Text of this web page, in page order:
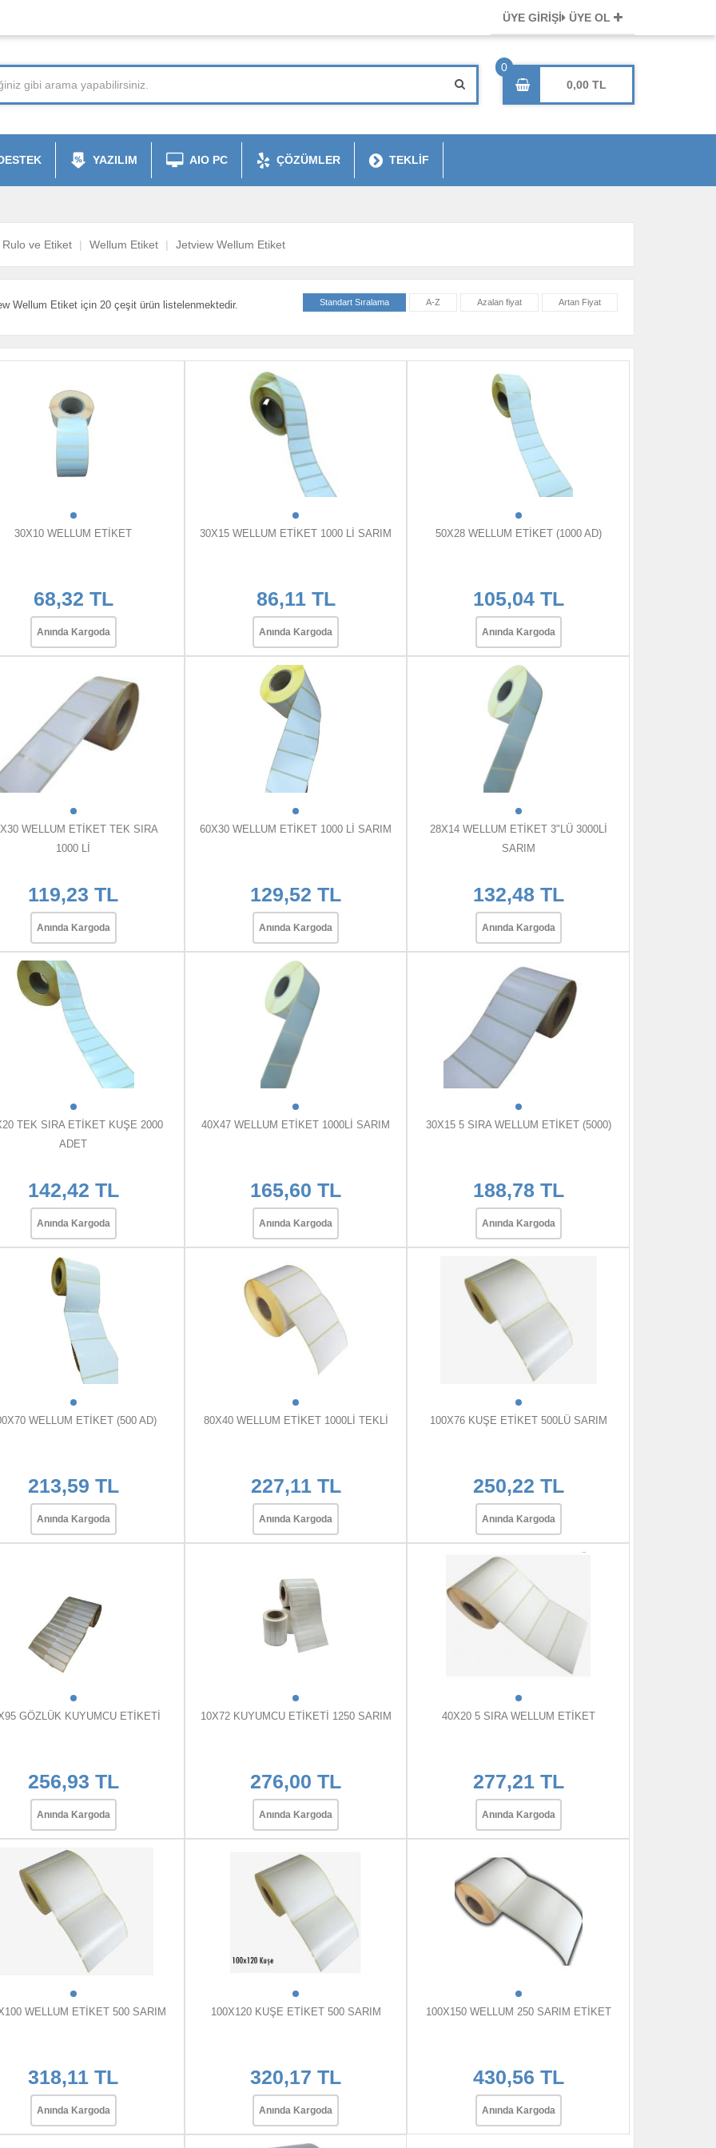
ÜYE GİRİŞİ ÜYE OL
0,00
YAZILIM AIO PC ÇÖZÜMLER TEKLİF
Rulo ve Etiket Wellum Etiket Jetview Wellum Etiket
Wellum Etiket için 20 çeşit ürün listelenmektedir. Standart Sıralama A-Z Azalan fiyat Artan Fiyat
30X10 WELLUM ETİKET
68,32 TL
Anında Kargoda
30X15 WELLUM ETİKET 1000 Lİ SARIM
86,11 TL
Anında Kargoda
50X28 WELLUM ETİKET (1000 AD)
105,04 TL
Anında Kargoda
WELLUM ETİKET TEK SIRA
1000 Lİ
119,23 TL
Anında Kargoda
60X30 WELLUM ETİKET 1000 Lİ SARIM
129,52 TL
Anında Kargoda
28X14 WELLUM ETİKET 3"LÜ 3000Lİ
SARIM
132,48 TL
Anında Kargoda
TEK SIRA ETİKET KUŞE 2000
ADET
142,42 TL
Anında Kargoda
40X47 WELLUM ETİKET 1000Lİ SARIM
165,60 TL
Anında Kargoda
30X15 5 SIRA WELLUM ETİKET (5000)
188,78 TL
Anında Kargoda
WELLUM ETİKET (500 AD)
213,59 TL
Anında Kargoda
80X40 WELLUM ETİKET 1000Lİ TEKLİ
227,11 TL
Anında Kargoda
100X76 KUŞE ETİKET 500LÜ SARIM
250,22 TL
Anında Kargoda
GÖZLÜK KUYUMCU ETİKETİ
256,93 TL
Anında Kargoda
10X72 KUYUMCU ETİKETİ 1250 SARIM
276,00 TL
Anında Kargoda
40X20 5 SIRA WELLUM ETİKET
277,21 TL
Anında Kargoda
WELLUM ETİKET 500 SARIM
318,11 TL
Anında Kargoda
100X120 KUŞE ETİKET 500 SARIM
320,17 TL
Anında Kargoda
100X150 WELLUM 250 SARIM ETİKET
430,56 TL
Anında Kargoda